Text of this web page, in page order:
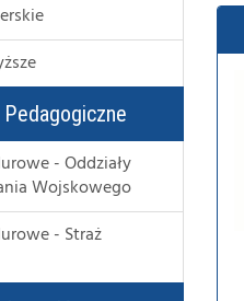
- Oddziały
Wojskowego
- Straż